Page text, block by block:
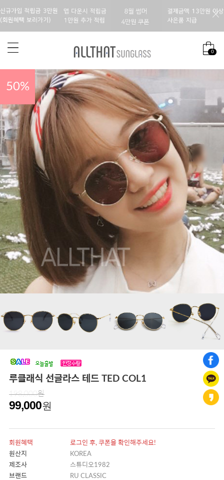
0
50%
루클래식 선글라스 테드 TED COL1
198,000원
99,000원
회원혜택
로그인 후, 쿠폰을 확인해주세요!
원산지
KOREA
제조사
스튜디오1982
브랜드
RU CLASSIC